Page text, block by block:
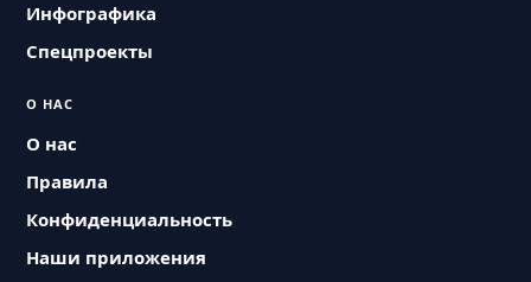
Инфографика
Спецпроекты
О НАС
О нас
Правила
Конфиденциальность
Наши приложения